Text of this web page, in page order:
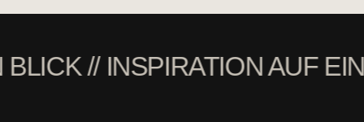
// INSPIRATION AUF